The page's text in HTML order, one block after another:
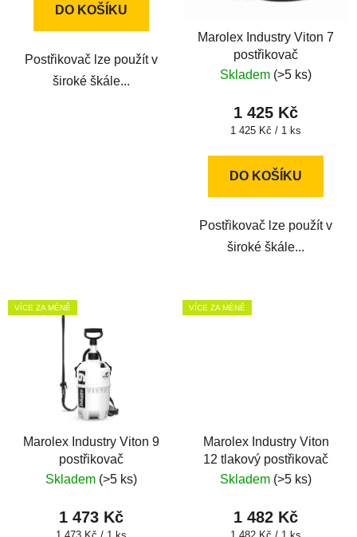
DO KOŠÍKU
Postřikovač lze použít v
široké škále...
Marolex Industry Viton 7
postřikovač
Skladem (>5 ks)
1 425 Kč
Měrná
1 425 Kč / 1 ks
DO KOŠÍKU
Postřikovač lze použít v
široké škále...
VÍCE ZA MÉNĚ
Marolex Industry Viton 9
postřikovač
Skladem (>5 ks)
1 473 Kč
Měrná
VÍCE ZA MÉNĚ
Marolex Industry Viton
12 tlakový postřikovač
Skladem (>5 ks)
1 482 Kč
Měrná